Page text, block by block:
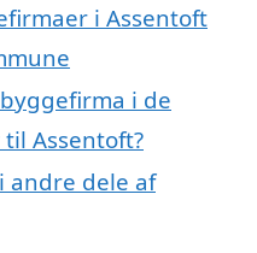
i Assentoft
i de
Assentoft?
andre dele af